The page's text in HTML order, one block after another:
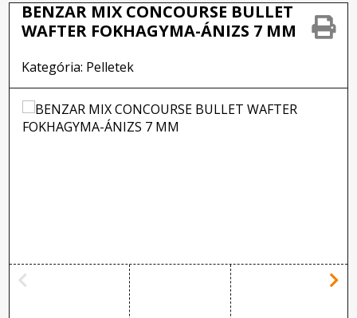
BENZAR MIX CONCOURSE BULLET
WAFTER FOKHAGYMA-ÁNIZS 7 MM
Kategória: Pelletek